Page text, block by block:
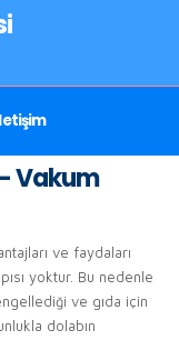
Vakum
ve faydaları
yoktur. Bu nedenle
ve gıda için
dolabın